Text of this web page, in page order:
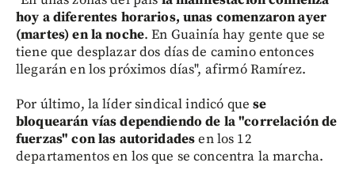
hoy a diferentes horarios, unas comenzaron ayer
(martes) en la noche. En Guainía hay gente que se
tiene que desplazar dos días de camino entonces
llegarán en los próximos días", afirmó Ramírez.
Por último, la líder sindical indicó quese
bloquearán vías dependiendo de la "correlación de
fuerzas" con las autoridadesen los 12
departamentos en los que se concentra la marcha.